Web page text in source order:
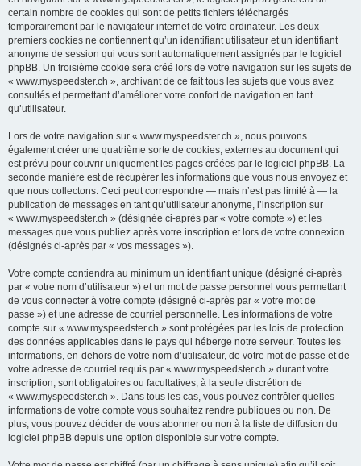
certain nombre de cookies qui sont de petits fichiers téléchargés
temporairement par le navigateur internet de votre ordinateur. Les deux
premiers cookies ne contiennent qu’un identifiant utilisateur et un identifiant
anonyme de session qui vous sont automatiquement assignés par le logiciel
phpBB. Un troisième cookie sera créé lors de votre navigation sur les sujets de
« www.myspeedster.ch », archivant de ce fait tous les sujets que vous avez
consultés et permettant d’améliorer votre confort de navigation en tant
qu’utilisateur.
Lors de votre navigation sur « www.myspeedster.ch », nous pouvons
également créer une quatrième sorte de cookies, externes au document qui
est prévu pour couvrir uniquement les pages créées par le logiciel phpBB. La
seconde manière est de récupérer les informations que vous nous envoyez et
que nous collectons. Ceci peut correspondre — mais n’est pas limité à — la
publication de messages en tant qu’utilisateur anonyme, l’inscription sur
« www.myspeedster.ch » (désignée ci-après par « votre compte ») et les
messages que vous publiez après votre inscription et lors de votre connexion
(désignés ci-après par « vos messages »).
Votre compte contiendra au minimum un identifiant unique (désigné ci-après
par « votre nom d’utilisateur ») et un mot de passe personnel vous permettant
de vous connecter à votre compte (désigné ci-après par « votre mot de
passe ») et une adresse de courriel personnelle. Les informations de votre
compte sur « www.myspeedster.ch » sont protégées par les lois de protection
des données applicables dans le pays qui héberge notre serveur. Toutes les
informations, en-dehors de votre nom d’utilisateur, de votre mot de passe et de
votre adresse de courriel requis par « www.myspeedster.ch » durant votre
inscription, sont obligatoires ou facultatives, à la seule discrétion de
« www.myspeedster.ch ». Dans tous les cas, vous pouvez contrôler quelles
informations de votre compte vous souhaitez rendre publiques ou non. De
plus, vous pouvez décider de vous abonner ou non à la liste de diffusion du
logiciel phpBB depuis une option disponible sur votre compte.